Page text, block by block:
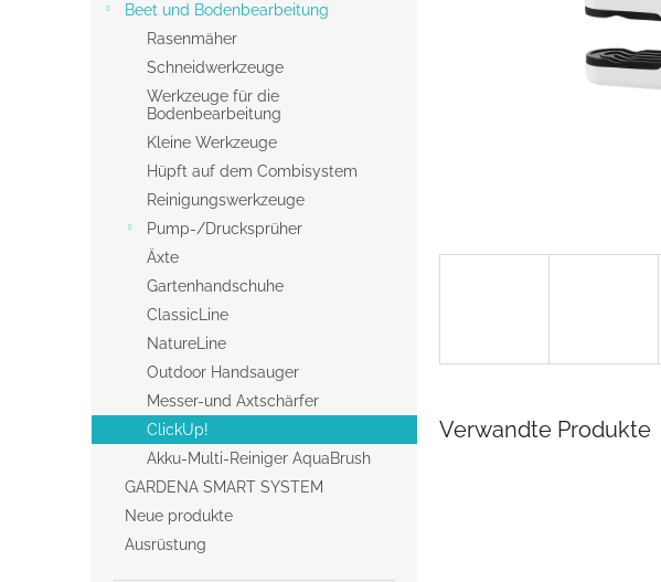
Beet und Bodenbearbeitung
Rasenmäher
Schneidwerkzeuge
Werkzeuge für die
Bodenbearbeitung
Kleine Werkzeuge
Hüpft auf dem Combisystem
Reinigungswerkzeuge
Pump-/Drucksprüher
Äxte
Gartenhandschuhe
ClassicLine
NatureLine
Outdoor Handsauger
Messer-und Axtschärfer
ClickUp!
Akku-Multi-Reiniger AquaBrush
GARDENA SMART SYSTEM
Neue produkte
Ausrüstung
Verwandte Produkte